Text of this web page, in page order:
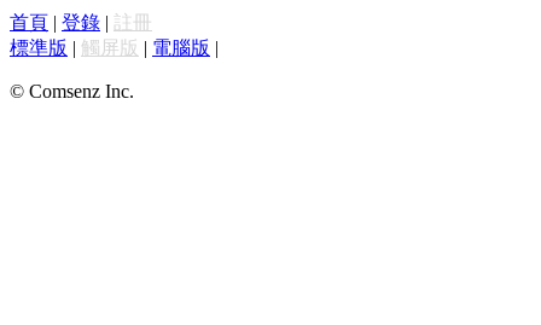
首頁 | 登錄 | 註冊
標準版 | 觸屏版 | 電腦版 |
© Comsenz Inc.